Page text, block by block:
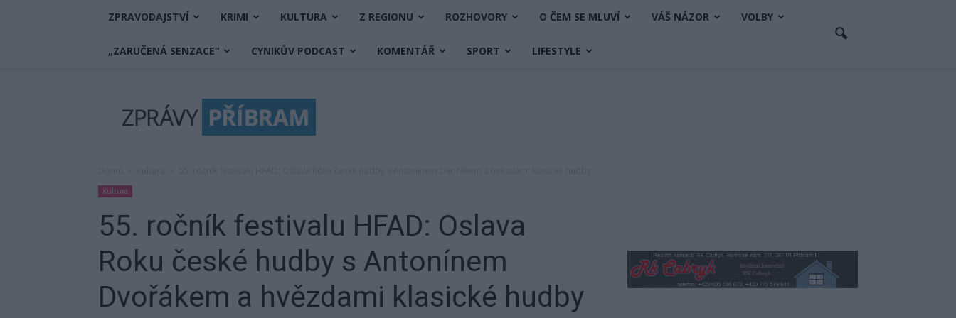
ZPRAVODAJSTVÍ KRIMI KULTURA Z REGIONU ROZHOVORY O ČEM SE MLUVÍ VÁŠ NÁZOR VOLBY
„ZARUČENÁ SENZACE“ CYNIKŮV PODCAST KOMENTÁŘ SPORT LIFESTYLE
Příbram
Kultura
55. ročník festivalu HFAD: Oslava
Roku české hudby s Antonínem
Dvořákem a hvězdami klasické hudby